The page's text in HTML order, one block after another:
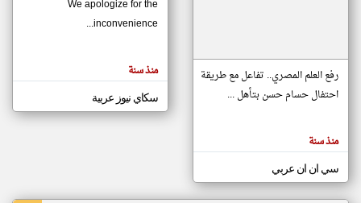
مصادر الأخبار من موريتانيا
اخبار موريتانيا على مدار الساعة
أهم اخبار موريتانيا العاجلة والمباشرة
المقالات
الموجوده
هنا عن
رفع العلم المصري.. تفاعل مع طريقة
احتفال حسام حسن بتأهل ...
منذ سنة
سي ان ان عربي
We apologize for the
inconvenience...
منذ سنة
سكاي نيوز عربية
klyoum.com